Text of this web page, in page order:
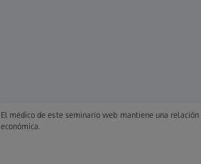
El médico de este seminario web mantiene una
económica.